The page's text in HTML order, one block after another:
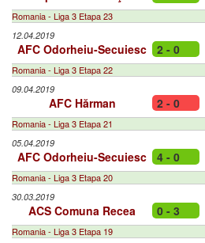
Romania - Liga 3 Etapa 23
12.04.2019
AFC Odorheiu-Secuiesc 2 - 0
Romania - Liga 3 Etapa 22
09.04.2019
AFC Hărman 2 - 0
Romania - Liga 3 Etapa 21
05.04.2019
AFC Odorheiu-Secuiesc 4 - 0
Romania - Liga 3 Etapa 20
30.03.2019
ACS Comuna Recea 0 - 3
Romania - Liga 3 Etapa 19